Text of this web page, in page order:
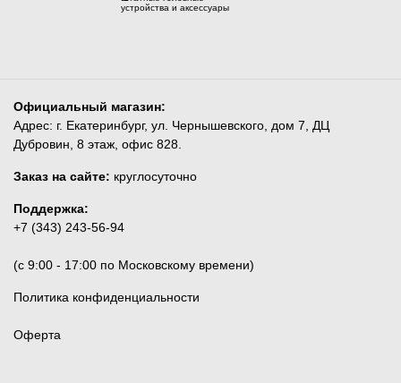
устройства и аксессуары
Официальный магазин:
Адрес: г. Екатеринбург, ул. Чернышевского, дом 7, ДЦ
Дубровин, 8 этаж, офис 828.
Заказ на сайте: круглосуточно
Поддержка:
+7 (343) 243-56-94
(c 9:00 - 17:00 по Московскому времени)
Политика конфиденциальности
Оферта